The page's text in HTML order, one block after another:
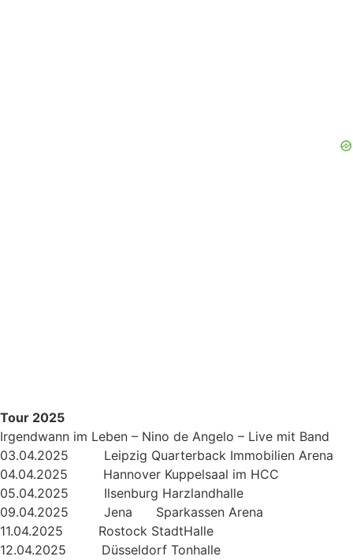
Tour 2025
Irgendwann im Leben – Nino de Angelo – Live mit Band
03.04.2025 Leipzig Quarterback Immobilien Arena
04.04.2025 Hannover Kuppelsaal im HCC
05.04.2025 Ilsenburg Harzlandhalle
09.04.2025 Jena Sparkassen Arena
11.04.2025 Rostock StadtHalle
12.04.2025 Düsseldorf Tonhalle